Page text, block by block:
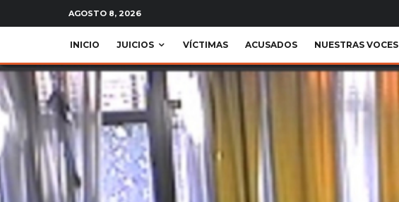
AGOSTO 8, 2026
INICIO JUICIOS VÍCTIMAS ACUSADOS NUESTRAS VOCES